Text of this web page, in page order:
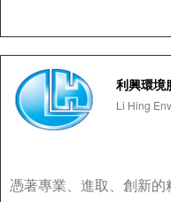
利興環境
Li Hing
憑著專業、進取、創新